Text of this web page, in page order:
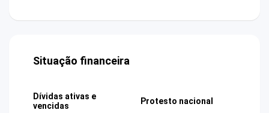
Situação financeira
Dívidas ativas e
vencidas
Protesto nacional